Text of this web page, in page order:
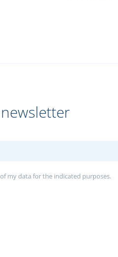
my data for the indicated purposes.